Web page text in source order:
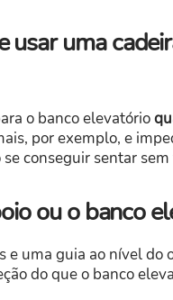
uma
o banco elevatório
por exemplo, e
conseguir sentar
ou o banco
uma guia ao nível do
do que o banco